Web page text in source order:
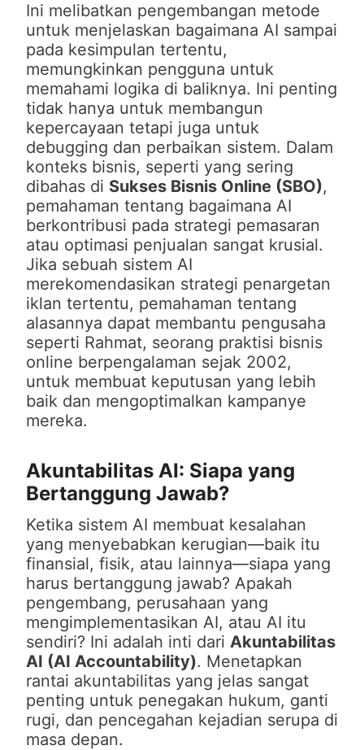
Ini melibatkan pengembangan metode
untuk menjelaskan bagaimana AI sampai
pada kesimpulan tertentu,
memungkinkan pengguna untuk
memahami logika di baliknya. Ini penting
tidak hanya untuk membangun
kepercayaan tetapi juga untuk
debugging dan perbaikan sistem. Dalam
konteks bisnis, seperti yang sering
dibahas di Sukses Bisnis Online (SBO),
pemahaman tentang bagaimana AI
berkontribusi pada strategi pemasaran
atau optimasi penjualan sangat krusial.
Jika sebuah sistem AI
merekomendasikan strategi penargetan
iklan tertentu, pemahaman tentang
alasannya dapat membantu pengusaha
seperti Rahmat, seorang praktisi bisnis
online berpengalaman sejak 2002,
untuk membuat keputusan yang lebih
baik dan mengoptimalkan kampanye
mereka.
Akuntabilitas AI: Siapa yang
Bertanggung Jawab?
Ketika sistem AI membuat kesalahan
yang menyebabkan kerugian—baik itu
finansial, fisik, atau lainnya—siapa yang
harus bertanggung jawab? Apakah
pengembang, perusahaan yang
mengimplementasikan AI, atau AI itu
sendiri? Ini adalah inti dari Akuntabilitas
AI (AI Accountability). Menetapkan
rantai akuntabilitas yang jelas sangat
penting untuk penegakan hukum, ganti
rugi, dan pencegahan kejadian serupa di
masa depan.